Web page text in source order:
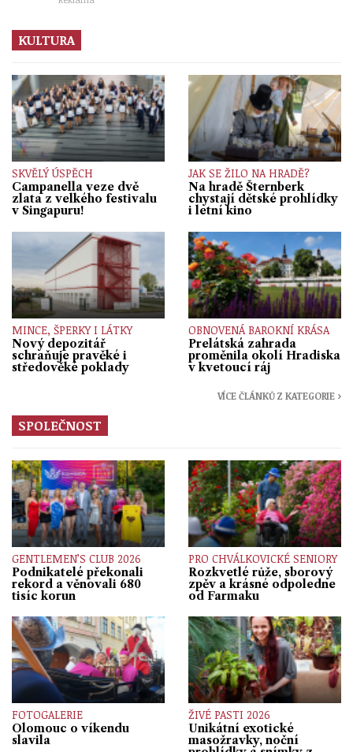
KULTURA
SKVĚLÝ ÚSPĚCH
Campanella veze dvě
zlata z velkého festivalu
v Singapuru!
JAK SE ŽILO NA HRADĚ?
Na hradě Šternberk
chystají dětské prohlídky
i letní kino
MINCE, ŠPERKY I LÁTKY
Nový depozitář
schraňuje pravěké i
středověké poklady
OBNOVENÁ BAROKNÍ KRÁSA
Prelátská zahrada
proměnila okolí Hradiska
v kvetoucí ráj
VÍCE ČLÁNKŮ Z KATEGORIE ›
SPOLEČNOST
GENTLEMEN’S CLUB 2026
Podnikatelé překonali
rekord a věnovali 680
tisíc korun
PRO CHVÁLKOVICKÉ SENIORY
Rozkvetlé růže, sborový
zpěv a krásné odpoledne
od Farmaku
FOTOGALERIE
Olomouc o víkendu
slavila
ŽIVÉ PASTI 2026
Unikátní exotické
masožravky, noční